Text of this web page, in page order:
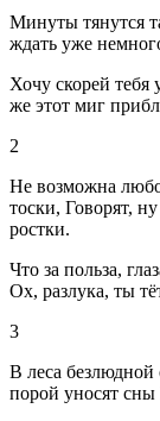
Минуты тянутся
ждать уже
Хочу скорей тебя
же этот миг
2
Не возможна
тоски, Говорят,
ростки.
Что за польза,
Ох, разлука, ты
3
В леса
порой уносят